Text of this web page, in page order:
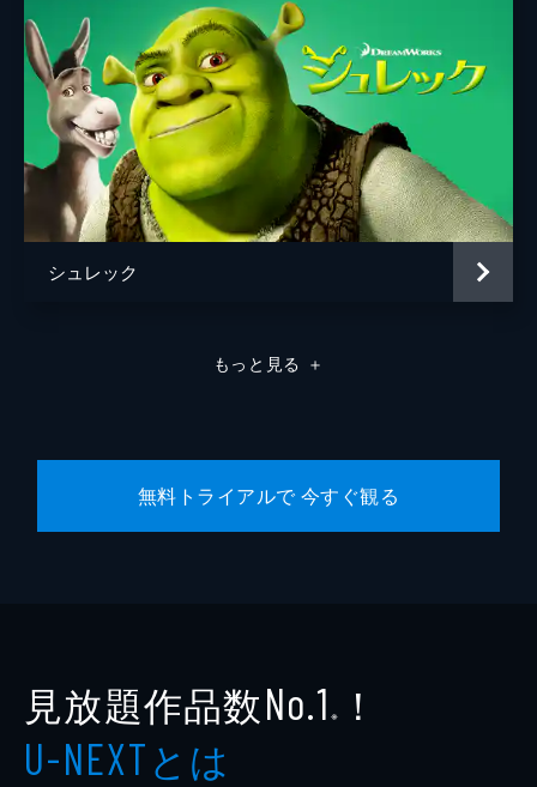
シュレック
もっと見る ＋
無料トライアルで 今すぐ観る
見放題作品数No.1 ※ ！
U-NEXTとは